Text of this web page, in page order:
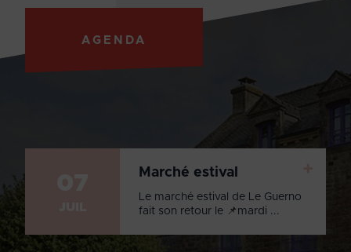
AGENDA
Marché estival
Le marché estival de Le Guerno
fait son retour le 📌mardi ...